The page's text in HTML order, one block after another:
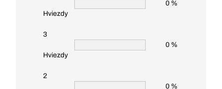
Hviezdy
0 %
3
Hviezdy
0 %
2
0 %